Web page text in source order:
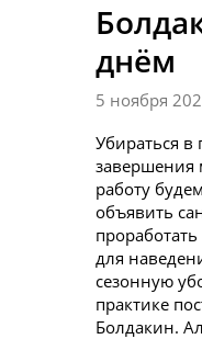
днём
5 ноября
Убираться в
завершения
работу
объявить
для
сезонную
практике
Болдакин.